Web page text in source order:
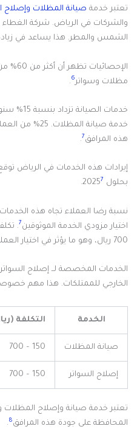
تعتبر خدمة صيانة المظلات وإصلاح
والشركات في الرياض. شركة الغطاء
الشمس والمطر. هذا يساعد في
مظلات وسواتر 6
.
خدمات
خدمة صيانة
هذه المرافق7
.
بحلول 2025 7
.
اختيار مزودي الخدمة الموثوقين7
700 ريال، وهو ما يؤثر في اختيار العملاء
الخدمات المخصصة لــ إصلاح
الخارجي للممتلكات. هذا مهم
الخدمة التكلفة
صيانة المظلات 150 – 700
إصلاح السواتر 150 – 700
تعتبر خدمة صيانة وإصلاح المظلات
المحافظة على جودة هذه المرافق8
.